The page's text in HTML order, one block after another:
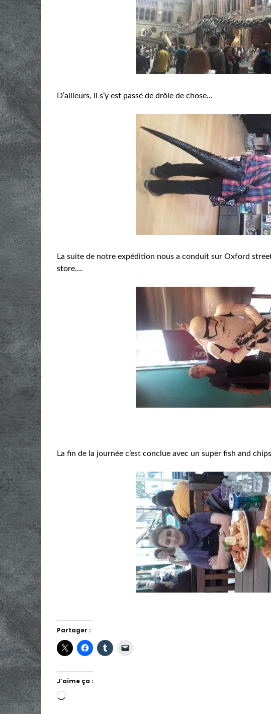
D’ailleurs, il s’y est passé de drôle de chose…
La suite de notre expédition nous a conduit sur Oxford
store….
La fin de la journée c’est conclue avec un super fish and
Partager :
J’aime ça :
Chargement…